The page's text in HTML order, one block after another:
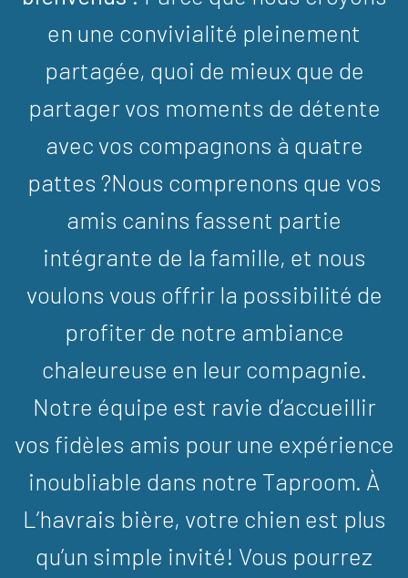
en une convivialité pleinement
partagée, quoi de mieux que de
partager vos moments de détente
avec vos compagnons à quatre
pattes ?Nous comprenons que vos
amis canins fassent partie
intégrante de la famille, et nous
voulons vous offrir la possibilité de
profiter de notre ambiance
chaleureuse en leur compagnie.
Notre équipe est ravie d’accueillir
vos fidèles amis pour une expérience
inoubliable dans notre Taproom. À
L’havrais bière, votre chien est plus
qu’un simple invité! Vous pourrez